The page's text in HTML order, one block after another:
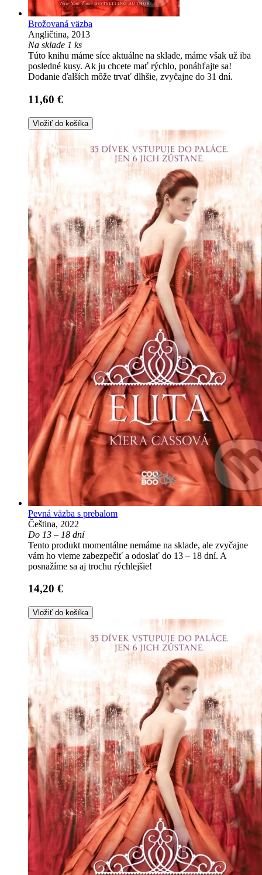
Brožovaná väzba
Angličtina, 2013
Na sklade 1 ks
Túto knihu máme síce aktuálne na sklade, máme však už iba
posledné kusy. Ak ju chcete mať rýchlo, ponáhľajte sa!
Dodanie ďalších môže trvať dlhšie, zvyčajne do 31 dní.
11,60 €
Vložiť do košíka
Pevná väzba s prebalom
Čeština, 2022
Do 13 – 18 dní
Tento produkt momentálne nemáme na sklade, ale zvyčajne
vám ho vieme zabezpečiť a odoslať do 13 – 18 dní. A
posnažíme sa aj trochu rýchlejšie!
14,20 €
Vložiť do košíka